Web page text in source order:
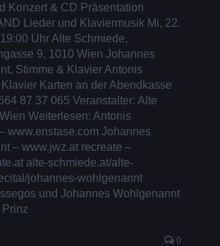
Konzert & CD Präsentation
Lieder und Klaviermusik Mi, 22.
Uhr Alte Schmiede,
9, 1010 Wien Johannes
Stimme & Klavier Antonis
Karten an der Abendkasse
87 37 065 Veranstalter: Alte
Weiterlesen: Antonis
www.enstase.com Johannes
– www.jwz.at recreate –
alte-schmiede.at/alte-
johannes-wohlgenannt
und Johannes Wohlgenannt
0